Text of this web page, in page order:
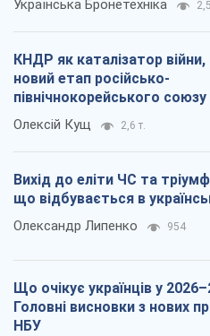
Українська Бронетехніка
КНДР як каталізатор
новий етап російсько-
північнокорейського союзу
Олексій Кущ 2,6 т.
Вихід до еліти ЧС та
що відбувається в
Олександр Липенко 954
Що очікує українців у
Головні висновки з нових
НБУ